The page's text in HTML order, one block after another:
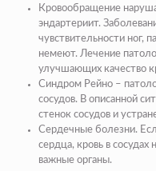
Кровообращение
эндартериит.
чувствительности ног,
немеют. Лечение
улучшающих качество
Синдром Рейно –
сосудов. В описанной
стенок сосудов и
Сердечные болезни.
сердца, кровь в
важные органы.